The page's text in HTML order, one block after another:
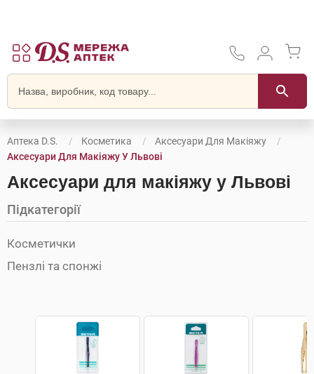
Аптека D.S. Косметика
Аксесуари Для Макіяжу
Аксесуари Для Макіяжу У Львові
Аксесуари для макіяжу у Львові
Підкатегорії
Косметички
Пензлі та спонжі